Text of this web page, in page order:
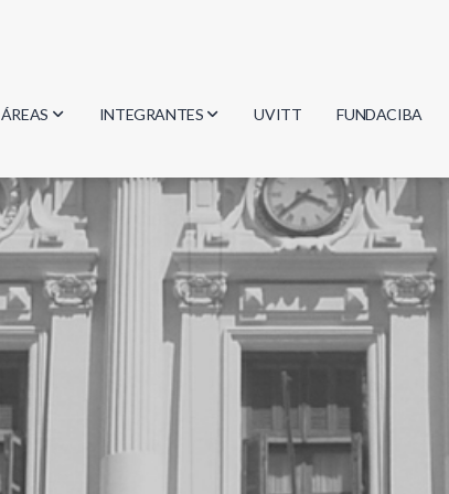
ÁREAS
Biología
Física
Informática
Matemática
INTEGRANTES
Investigadores
Estudiantes
Egresados
UVITT FUNDACIBA